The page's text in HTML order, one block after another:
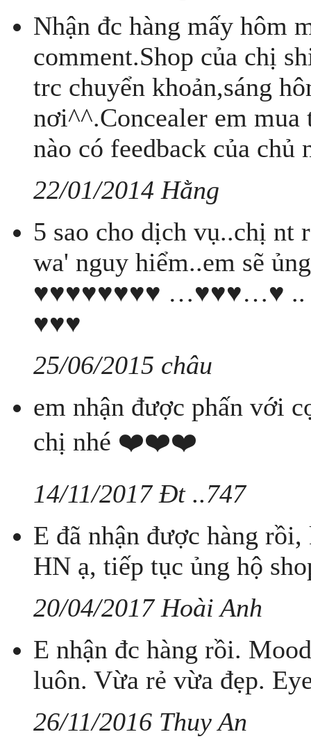
Nhận đc hàng mấy hôm
comment.Shop của chị
trc chuyển khoản,sáng
nơi^^.Concealer em
nào có feedback của chủ
22/01/2014 Hằng
5 sao cho dịch vụ..chị nt
wa' nguy hiểm..em sẽ
♥♥♥♥♥♥♥♥
♥♥♥
25/06/2015 châu
em nhận được phấn với
chị nhé ❤️❤️❤️
14/11/2017 Đt ..747
E đã nhận được hàng
HN ạ, tiếp tục ủng hộ
20/04/2017 Hoài Anh
E nhận đc hàng rồi.
luôn. Vừa rẻ vừa đẹp.
26/11/2016 Thuy An